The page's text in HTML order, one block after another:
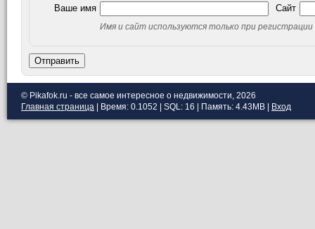
Ваше имя
Сайт
Имя и сайт используются только при регистрации
Отправить
© Pikafok.ru - все самое интересное о недвижимости, 2026
Главная страница | Время: 0.1052 | SQL: 16 | Память: 4.43MB Вход